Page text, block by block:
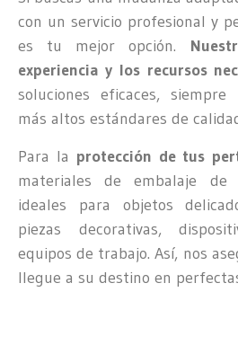
con un servicio profesional y
es tu mejor opción.
experiencia y los recursos
soluciones eficaces,
más altos estándares de
Para la protección de tus
materiales de embalaje de
ideales para objetos
piezas decorativas,
equipos de trabajo. Así, nos
llegue a su destino en